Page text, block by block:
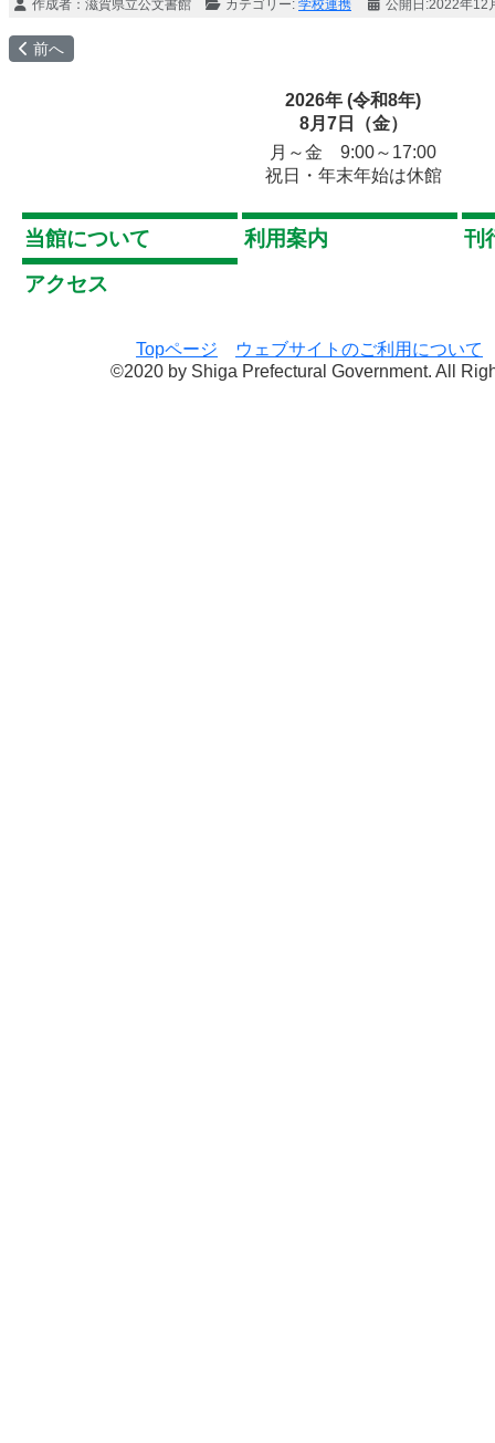
作成者： 滋賀県立公文書館 カテゴリー: 学校連携 公開日:2022年12
前の記事へ: 第3章 白熱する滋賀県会
前へ
2026年 (令和8年)
8月7日（金）
月～金 9:00～17:00
祝日・年末年始は休館
当館について 利用案内
刊
アクセス
Topページ
ウェブサイトのご利用について
©2020 by Shiga Prefectural Government. All